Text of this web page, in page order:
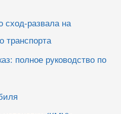
сход-развала на
транспорта
полное руководство по